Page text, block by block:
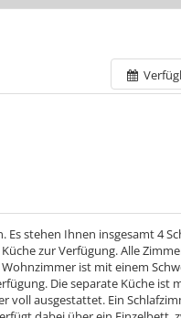
stehen Ihnen insgesamt 4
zur Verfügung. Alle
ist mit einem
Die separate Küche ist
voll ausgestattet. Ein